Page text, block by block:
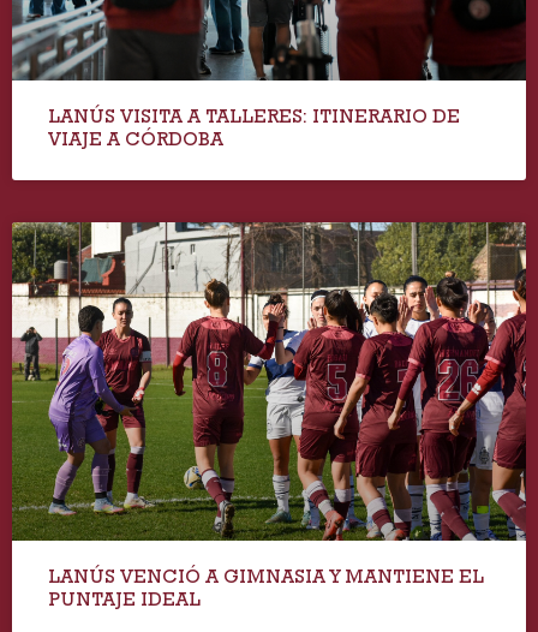
LANÚS VISITA A TALLERES: ITINERARIO DE
VIAJE A CÓRDOBA
LANÚS VENCIÓ A GIMNASIA Y MANTIENE EL
PUNTAJE IDEAL